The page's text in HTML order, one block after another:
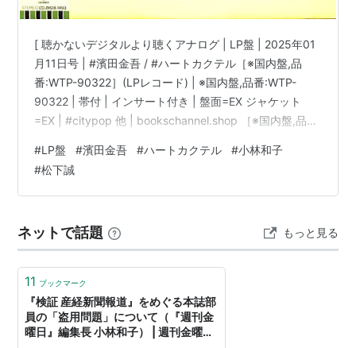
[ 聴かないデジタルより聴くアナログ | LP盤 | 2025年01
月11日号 | #濱田金吾 / #ハートカクテル［※国内盤,品
番:WTP-90322］(LPレコード) | ※国内盤,品番:WTP-
90322 | 帯付 | インサート付き | 盤面=EX ジャケット
=EX | #citypop 他 | bookschannel.shop ［※国内盤,品
傷み有]［盤面=EX］［ジャケット=EX]［※保護内袋を新
品交換して配送致します］※［店舗併売の為、時間差で売
切れの場合がございます。何卒ご了承の上ご注文をお願
#LP盤 #濱田金吾 #ハートカクテル #小林和子
#松下誠
ネットで話題 もっと見る
11 ブックマーク
『検証 産経新聞報道』をめぐる本誌部
員の「盗用問題」について（『週刊金
曜日』編集長 小林和子） | 週刊金曜日